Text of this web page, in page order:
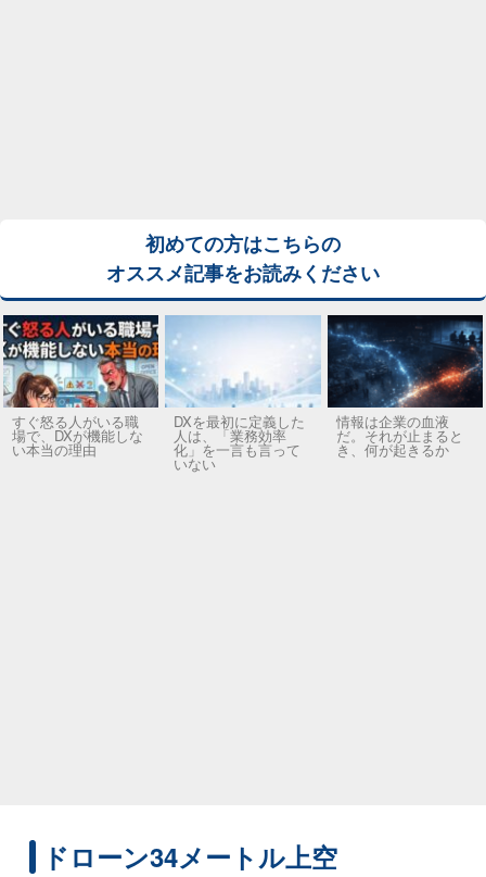
初めての方はこちらの
オススメ記事をお読みください
すぐ怒る人がいる職
場で、DXが機能しな
い本当の理由
DXを最初に定義した
人は、「業務効率
化」を一言も言って
いない
情報は企業の血液
だ。それが止まると
き、何が起きるか
ドローン34メートル上空